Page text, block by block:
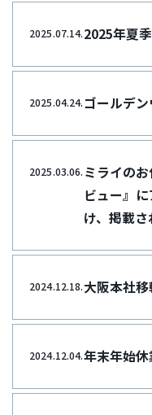
2025.07.14.2025年夏
2025.04.24.ゴールデ
2025.03.06. ミライの
ビュー』
け、掲載さ
2024.12.18.大阪本社
2024.12.04.年末年始